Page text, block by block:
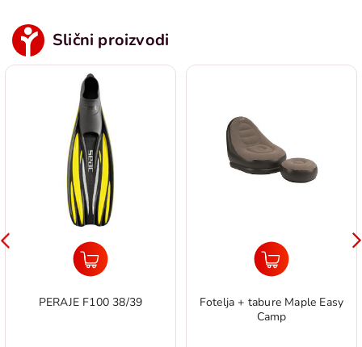
Slični proizvodi
PERAJE F100 38/39
Fotelja + tabure Maple Easy
Camp